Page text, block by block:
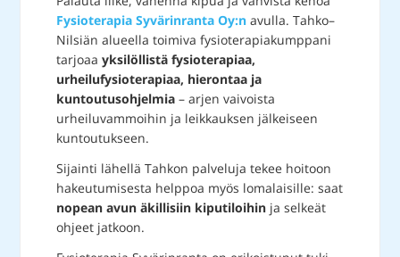
Fysioterapia Syvärinranta Oy:n avulla. Tahko–
Nilsiän alueella toimiva fysioterapiakumppani
tarjoaayksilöllistä fysioterapiaa,
urheilufysioterapiaa, hierontaa ja
kuntoutusohjelmia – arjen vaivoista
urheiluvammoihin ja leikkauksen jälkeiseen
kuntoutukseen.
Sijainti lähellä Tahkon palveluja tekee hoitoon
hakeutumisesta helppoa myös lomalaisille: saat
nopean avun äkillisiin kiputiloihin ja selkeät
ohjeet jatkoon.